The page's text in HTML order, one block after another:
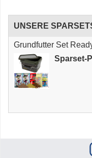
UNSERE
Grundfutter Set
Sparset-